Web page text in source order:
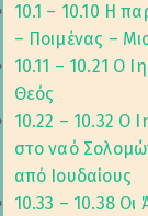
10.1 – 10.10 Η
– Ποιμένας –
10.11 – 10.21 Ο
Θεός
10.22 – 10.32 Ο
στο ναό
από Ιουδαίους
10.33 – 10.38 Οι